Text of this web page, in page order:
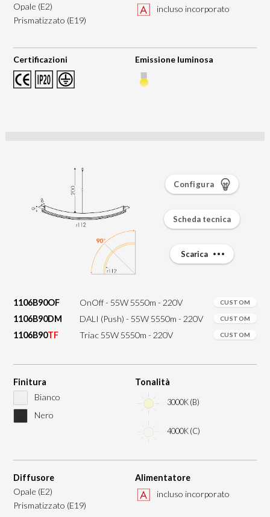
Opale (E2)
Prismatizzato (E19)
incluso incorporato
Certificazioni Emissione luminosa
1106B90OF OnOff - 55W 5550m - 220V CUSTOM
1106B90DM DALI (Push) - 55W 5550m - 220V CUSTOM
1106B90TF Triac 55W 5550m - 220V CUSTOM
Finitura
Bianco
Nero
Tonalità
3000K (B)
4000K (C)
Diffusore
Opale (E2)
Prismatizzato (E19)
Alimentatore
incluso incorporato
Configura
Scheda tecnica
Scarica